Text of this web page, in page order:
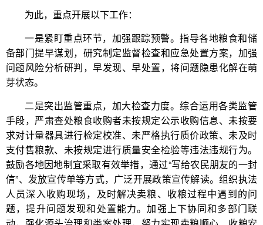
为此，重点开展以下工作：
一是紧盯重点环节，加强跟踪预警。指导各地粮食和储
备部门提早谋划，研究制定监督检查和应急处置方案，加强
问题风险分析研判，早发现、早处置，将问题隐患化解在萌
芽状态。
二是突出监管重点，加大检查力度。综合运用各类监管
手段，严肃查处粮食收购者未按规定公示收购信息、未按要
求对计量器具进行检定校准、未严格执行质价政策、未及时
支付售粮款、未按规定进行质量安全检验等违法违规行为。
鼓励各地因地制宜采取有效举措，通过“写给农民朋友的一封
信”、发放宣传单等方式，广泛开展政策宣传解读。组织执法
人员深入收购现场，及时解决卖粮、收粮过程中遇到的问
题，提升问题发现和处置能力。加强上下协同和多部门联